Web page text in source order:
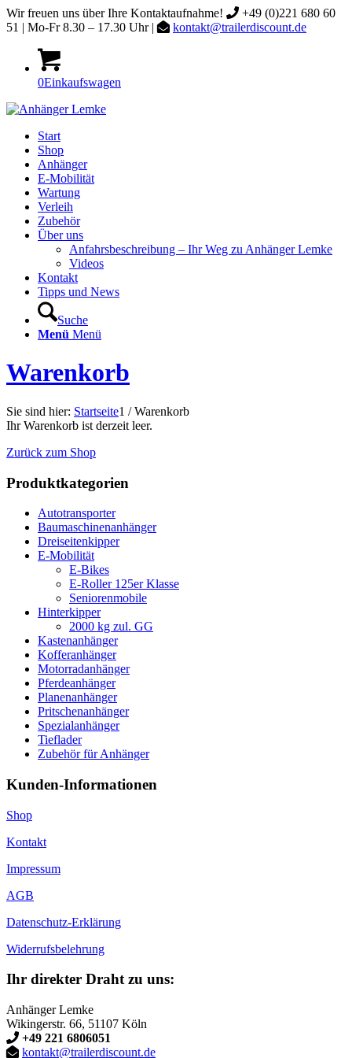
Wir freuen uns über Ihre Kontaktaufnahme!
+49 (0)221 680 60
51 | Mo-Fr 8.30 – 17.30 Uhr |
kontakt@trailerdiscount.de
0Einkaufswagen
Start
Shop
Anhänger
E-Mobilität
Wartung
Verleih
Zubehör
Über uns
Anfahrsbeschreibung – Ihr Weg zu Anhänger Lemke
Videos
Kontakt
Tipps und News
Suche
Menü Menü
Warenkorb
Sie sind hier: Startseite1 / Warenkorb
Ihr Warenkorb ist derzeit leer.
Zurück zum Shop
Produktkategorien
Autotransporter
Baumaschinenanhänger
Dreiseitenkipper
E-Mobilität
E-Bikes
E-Roller 125er Klasse
Seniorenmobile
Hinterkipper
2000 kg zul. GG
Kastenanhänger
Kofferanhänger
Motorradanhänger
Pferdeanhänger
Planenanhänger
Pritschenanhänger
Spezialanhänger
Tieflader
Zubehör für Anhänger
Kunden-Informationen
Shop
Kontakt
Impressum
AGB
Datenschutz-Erklärung
Widerrufsbelehrung
Ihr direkter Draht zu uns:
Anhänger Lemke
Wikingerstr. 66, 51107 Köln
+49 221 6806051
kontakt@trailerdiscount.de